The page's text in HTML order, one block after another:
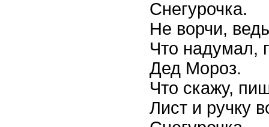
Снегурочка.
Не ворчи,
Что надумал,
Дед Мороз.
Что скажу,
Лист и ручку